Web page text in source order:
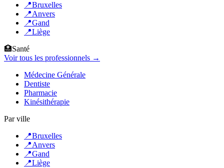
📍Bruxelles
📍Anvers
📍Gand
📍Liège
🏥Santé
Voir tous les professionnels →
Médecine Générale
Dentiste
Pharmacie
Kinésithérapie
Par ville
📍Bruxelles
📍Anvers
📍Gand
📍Liège